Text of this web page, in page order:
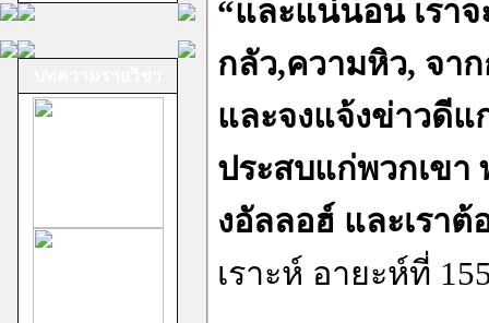
“และแน่นอน เรา
กลัว,ความหิว, จา
และจงแจ้งข่าวดี
ประสบแก่พวกเขา
งอัลลอฮ์ และเรา
เราะห์ อายะห์ที่